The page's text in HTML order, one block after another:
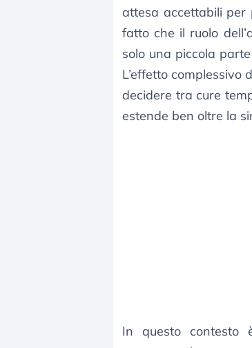
attesa accettabili per
fatto che il ruolo
solo una piccola
L’effetto
decidere tra cure
estende ben oltre la
In questo contesto